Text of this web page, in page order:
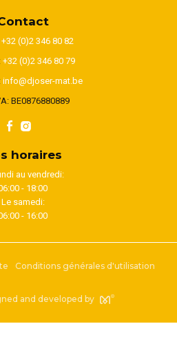
+32 (0)2 346 80 82
+32 (0)2 346 80 79
info@djoser-mat.be
BE0876880889
horaires
au vendredi:
- 18:00
Le samedi:
- 16:00
Conditions générales d'utilisation
and developed by